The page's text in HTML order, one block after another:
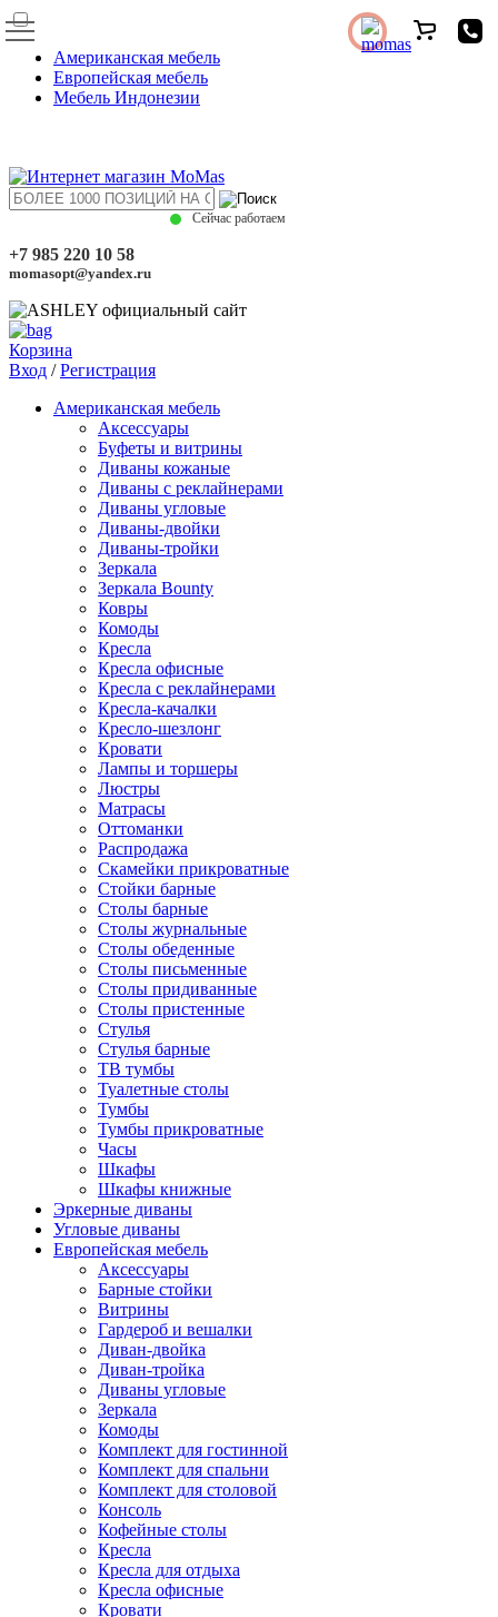
Американская мебель
Европейская мебель
Мебель Индонезии
Сейчас работаем
+7 985 220 10 58
momasopt@yandex.ru
Корзина
Вход /Регистрация
Американская мебель
Аксессуары
Буфеты и витрины
Диваны кожаные
Диваны с реклайнерами
Диваны угловые
Диваны-двойки
Диваны-тройки
Зеркала
Зеркала Bounty
Ковры
Комоды
Кресла
Кресла офисные
Кресла с реклайнерами
Кресла-качалки
Кресло-шезлонг
Кровати
Лампы и торшеры
Люстры
Матрасы
Оттоманки
Распродажа
Скамейки прикроватные
Стойки барные
Столы барные
Столы журнальные
Столы обеденные
Столы письменные
Столы придиванные
Столы пристенные
Стулья
Стулья барные
ТВ тумбы
Туалетные столы
Тумбы
Тумбы прикроватные
Часы
Шкафы
Шкафы книжные
Эркерные диваны
Угловые диваны
Европейская мебель
Аксессуары
Барные стойки
Витрины
Гардероб и вешалки
Диван-двойка
Диван-тройка
Диваны угловые
Зеркала
Комоды
Комплект для гостинной
Комплект для спальни
Комплект для столовой
Консоль
Кофейные столы
Кресла
Кресла для отдыха
Кресла офисные
Кровати